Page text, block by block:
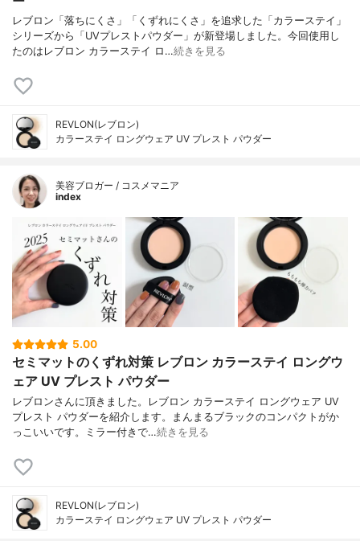
レブロン「落ちにくさ」「くずれにくさ」を追求した「カラーステイ」
シリーズから「UVプレストパウダー」が新登場しました。今回使用し
たのはレブロン カラーステイ ロ…続きを見る
REVLON(レブロン)
カラーステイ ロングウェア UV プレスト パウダー
美容ブロガー / コスメマニア
index
5.00
セミマットのくずれ対策 レブロン カラーステイ ロングウ
ェア UV プレスト パウダー
レブロンさんに頂きました。レブロン カラーステイ ロングウェア UV
プレスト パウダーを紹介します。まんまるブラックのコンパクトがか
っこいいです。ミラー付きで…続きを見る
REVLON(レブロン)
カラーステイ ロングウェア UV プレスト パウダー